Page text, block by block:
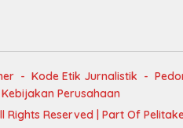
Kode Etik Jurnalistik
Kebijakan Perusahaan
Rights Reserved | Part Of